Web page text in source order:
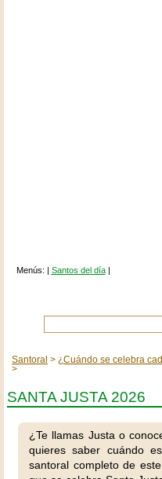
Menús: | Santos del día|
Santoral ¿Cuándo se celebra
SANTA JUSTA 2026
¿Te llamas Justa o
quieres saber cuándo
santoral completo de